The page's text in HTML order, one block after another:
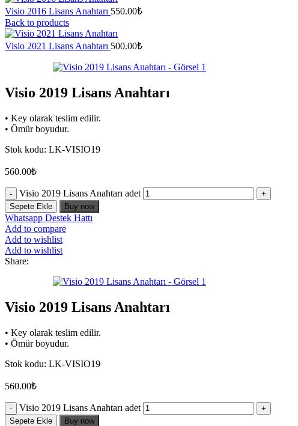
Visio 2016 Lisans Anahtarı 550.00₺
Back to products
Visio 2021 Lisans Anahtarı 500.00₺
Visio 2019 Lisans Anahtarı
• Key olarak teslim edilir.
• Ömür boyudur.
Stok kodu: LK-VISIO19
560.00₺
Visio 2019 Lisans Anahtarı adet
Sepete Ekle Buy now
Whatsapp Destek Hattı
Add to compare
Add to wishlist
Add to wishlist
Share:
Visio 2019 Lisans Anahtarı
• Key olarak teslim edilir.
• Ömür boyudur.
Stok kodu: LK-VISIO19
560.00₺
Visio 2019 Lisans Anahtarı adet
Sepete Ekle Buy now